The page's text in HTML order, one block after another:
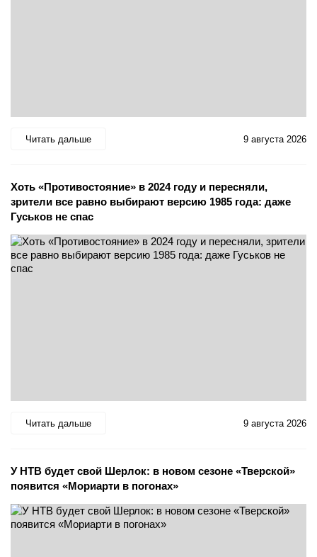
Читать дальше 9 августа 2026
Хоть «Противостояние» в 2024 году и пересняли,
зрители все равно выбирают версию 1985 года: даже
Гуськов не спас
Читать дальше 9 августа 2026
У НТВ будет свой Шерлок: в новом сезоне «Тверской»
появится «Мориарти в погонах»